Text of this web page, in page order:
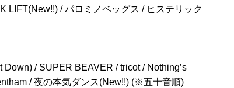
LIFT(New!!) / パロミノベッグス / ヒステリック
/ SUPER BEAVER / tricot / Nothing’s
/ 夜の本気ダンス(New!!) (※五十音順)